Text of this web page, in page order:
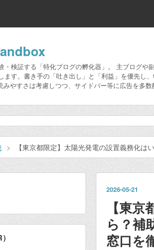
・検証する「特化ブログの孵化器」。 主ブログ
ます。書き手の「吐き出し」と「利益」を優先し
やすさは考慮しつつ、サイドバー等に広告を多数
> 【東京都限定】太陽光発電の設置義務化
2026-05-21
【東
ら？補
窓口を